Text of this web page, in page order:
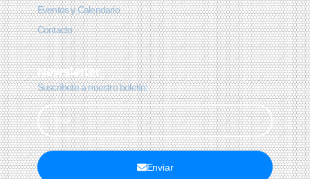
Eventos y Calendario
Contacto
Newsletter
Suscríbete a nuestro boletín:
Enviar